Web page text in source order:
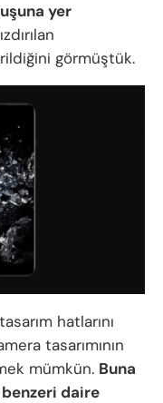
yer
görmüştük.
hatlarını
tasarımının
mümkün. Buna
benzeri daire